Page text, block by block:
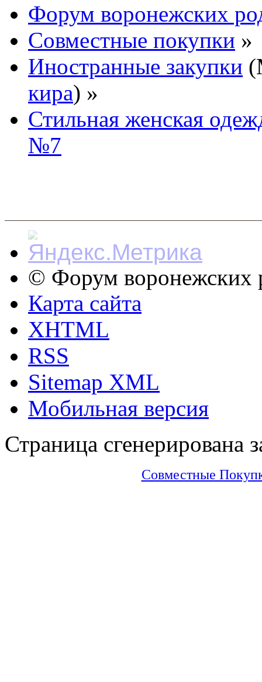
Форум воронежских
Совместные покупки »
Иностранные закупки
кира) »
Стильная женская
№7
© Форум воронежских
Карта сайта
XHTML
RSS
Sitemap XML
Мобильная версия
Страница сгенерирована
Совместные